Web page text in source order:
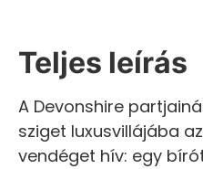
Teljes leírás
A Devonshire
sziget luxusvillájába
vendéget hív: egy